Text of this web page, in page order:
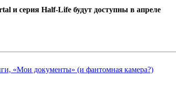
и серия Half-Life будут доступны в апреле
«Мои документы» (и фантомная камера?)